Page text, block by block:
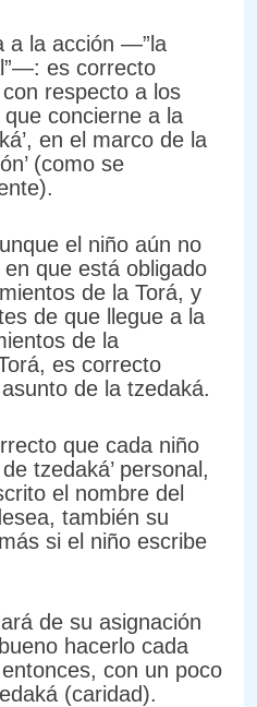
a la acción —”la
es correcto
respecto a los
concierne a la
en el marco de la
(como se
el niño aún no
que está obligado
de la Torá, y
de que llegue a la
de la
es correcto
de la tzedaká.
que cada niño
tzedaká’ personal,
el nombre del
también su
si el niño escribe
de su asignación
hacerlo cada
con un poco
(caridad).